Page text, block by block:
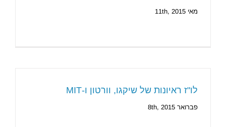
מאי 11th, 2015
לו"ז ראיונות של שיקגו, וורטון ו-MIT
פברואר 8th, 2015